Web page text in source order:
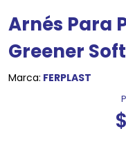
Arnés Para
Greener
Marca: FERPLAST